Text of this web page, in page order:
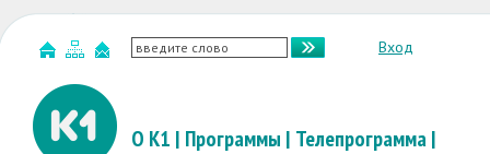
Вход
О К1 | Программы | Телепрограмма|